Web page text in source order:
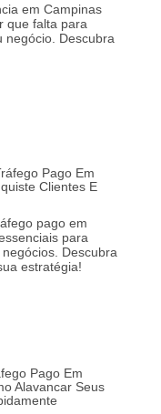
em Campinas
que falta para
negócio. Descubra
Pago Em
Clientes E
pago em
para
Descubra
estratégia!
Pago Em
Alavancar Seus